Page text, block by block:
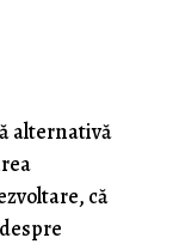
alternativă
că